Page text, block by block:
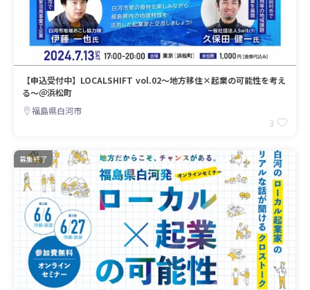
【申込受付中】LOCALSHIFT vol.02～地方移住×起業の可能性を考え
る～＠浜松町
福島県白河市
3
募集終了